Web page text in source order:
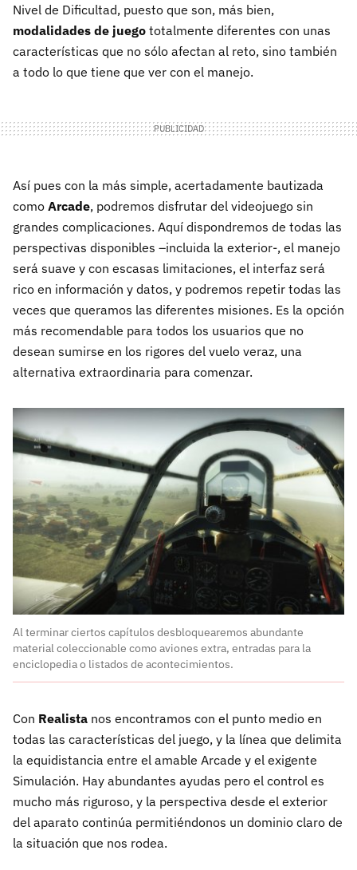
Nivel de Dificultad, puesto que son, más bien,
modalidades de juego totalmente diferentes con unas
características que no sólo afectan al reto, sino también
a todo lo que tiene que ver con el manejo.
Así pues con la más simple, acertadamente bautizada
como Arcade, podremos disfrutar del videojuego sin
grandes complicaciones. Aquí dispondremos de todas las
perspectivas disponibles –incluida la exterior-, el manejo
será suave y con escasas limitaciones, el interfaz será
rico en información y datos, y podremos repetir todas las
veces que queramos las diferentes misiones. Es la opción
más recomendable para todos los usuarios que no
desean sumirse en los rigores del vuelo veraz, una
alternativa extraordinaria para comenzar.
Al terminar ciertos capítulos desbloquearemos abundante
material coleccionable como aviones extra, entradas para la
enciclopedia o listados de acontecimientos.
Con Realista nos encontramos con el punto medio en
todas las características del juego, y la línea que delimita
la equidistancia entre el amable Arcade y el exigente
Simulación. Hay abundantes ayudas pero el control es
mucho más riguroso, y la perspectiva desde el exterior
del aparato continúa permitiéndonos un dominio claro de
la situación que nos rodea.